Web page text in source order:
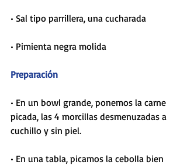
• Sal tipo parrillera, una cucharada
• Pimienta negra molida
Preparación
• En un bowl grande, ponemos la carne
picada, las 4 morcillas desmenuzadas a
cuchillo y sin piel.
• En una tabla, picamos la cebolla bien